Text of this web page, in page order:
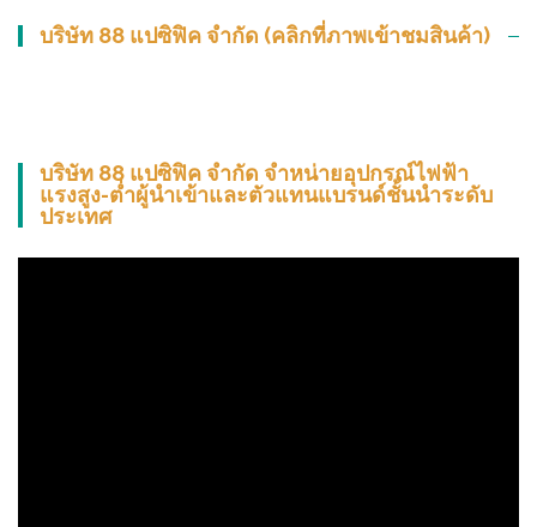
บริษัท 88 แปซิฟิค จำกัด (คลิกที่ภาพเข้าชมสินค้า)
บริษัท 88 แปซิฟิค จำกัด จำหน่ายอุปกรณ์ไฟฟ้า
แรงสูง-ต่ำผู้นำเข้าและตัวแทนแบรนด์ชั้นนำระดับ
ประเทศ